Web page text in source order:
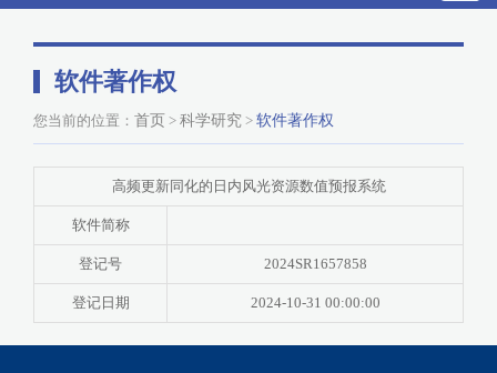
软件著作权
您当前的位置： 首页 > 科学研究 > 软件著作权
高频更新同化的日内风光资源数值预报系统
软件简称
登记号 2024SR1657858
登记日期 2024-10-31 00:00:00